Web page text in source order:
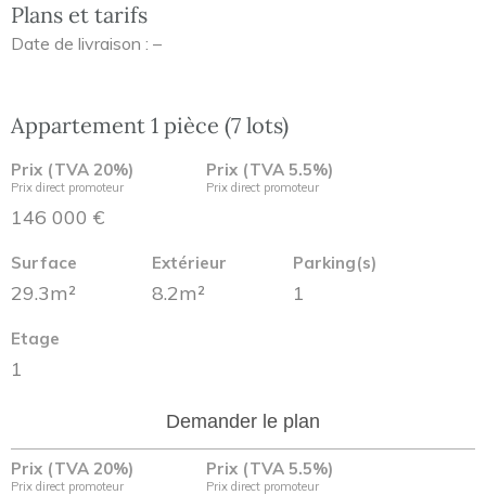
Plans et tarifs
Date de livraison : –
Appartement 1 pièce (7 lots)
Prix (TVA 20%)
Prix direct promoteur
146 000 €
Prix (TVA 5.5%)
Prix direct promoteur
Surface
29.3m²
Extérieur
8.2m²
Parking(s)
1
Etage
1
Demander le plan
Prix (TVA 20%)
Prix direct promoteur
Prix (TVA 5.5%)
Prix direct promoteur